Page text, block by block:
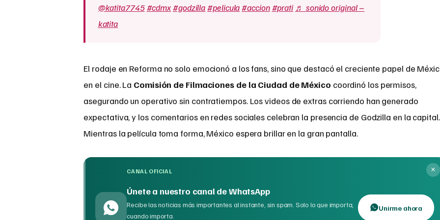
@katita7745 #cdmx #godzilla #pelicula #accion #prati ♬ sonido original –
katita
El rodaje en Reforma no solo emocionó a los fans, sino que destacó el creciente papel de
en el cine. La Comisión de Filmaciones de la Ciudad de México coordinó los permisos,
asegurando un operativo sin contratiempos. Los videos de extras corriendo han generado
expectativa, y los comentarios en redes sociales celebran la presencia de Godzilla en la capital.
Mientras la película toma forma, México espera brillar en la gran pantalla.
CANAL OFICIAL
Únete a nuestro canal de WhatsApp
Recibe las noticias más importantes al instante, sin spam. Solo lo que importa,
cuando importa.
Unirme ahora